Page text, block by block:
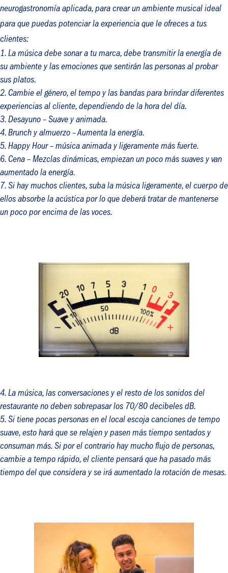
neurogastronomía aplicada, para crear un ambiente musical ideal
para que puedas potenciar la experiencia que le ofreces a tus
clientes:
La música debe sonar a tu marca, debe transmitir la energía de
su ambiente y las emociones que sentirán las personas al probar
sus platos.
Cambie el género, el tempoy las bandas para brindar diferentes
experiencias al cliente, dependiendo de la hora del día.
Desayuno – Suave y animada.
Brunchy almuerzo – Aumenta la energía.
Happy Hour– música animada y ligeramente más fuerte.
Cena – Mezclas dinámicas, empiezan un poco más suaves y van
aumentado la energía.
Si hay muchos clientes, suba la música ligeramente, el cuerpo de
ellos absorbe la acústica por lo que deberá tratar de mantenerse
un poco por encima de las voces.
La música, las conversaciones y el resto de los sonidos del
restaurante no deben sobrepasar los 70/80 decibeles dB.
Si tiene pocas personas en el local escoja canciones de tempo
suave, esto hará que se relajen y pasen más tiempo sentados y
consuman más. Si por el contrario hay mucho flujo de personas,
cambie a tempo rápido, el cliente pensará que ha pasado más
tiempo del que considera y se irá aumentado la rotación de mesas.